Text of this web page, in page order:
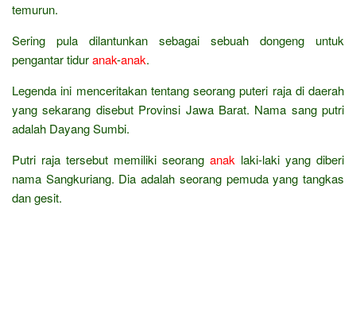
temurun.
Sering pula dilantunkan sebagai sebuah dongeng untuk
pengantar tiduranak-anak.
Legenda ini menceritakan tentang seorang puteri raja di daerah
yang sekarang disebut Provinsi Jawa Barat. Nama sang putri
adalah Dayang Sumbi.
Putri raja tersebut memiliki seorang anak laki-laki yang diberi
nama Sangkuriang. Dia adalah seorang pemuda yang tangkas
dan gesit.